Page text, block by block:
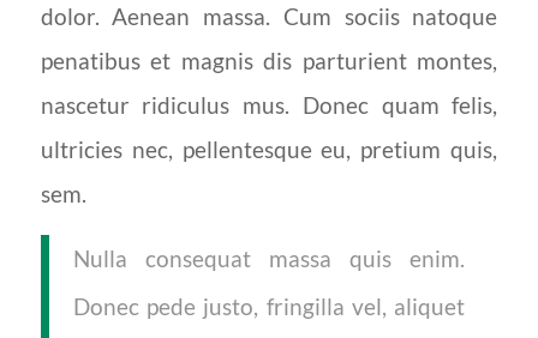
dolor. Aenean massa. Cum sociis natoque
penatibus et magnis dis parturient montes,
nascetur ridiculus mus. Donec quam felis,
ultricies nec, pellentesque eu, pretium quis,
sem.
Nulla consequat massa quis enim.
Donec pede justo, fringilla vel, aliquet